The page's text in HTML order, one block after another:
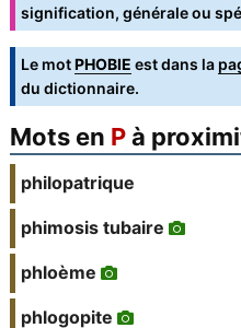
signification, générale ou
Le motPHOBIE est dans la
du dictionnaire.
Mots en Pà
philopatrique
phimosis tubaire
phloème
phlogopite